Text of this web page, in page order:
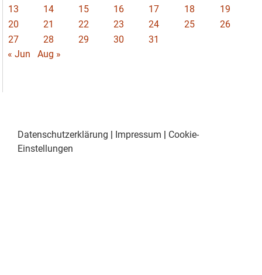
13
14 15 16 17 18
19
20
21 22 23 24 25
26
27
28 29 30
31
« Jun
Aug »
Datenschutzerklärung | Impressum | Cookie-
Einstellungen